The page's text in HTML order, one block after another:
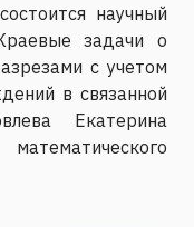
состоится научный
задачи о
с учетом
в связанной
Екатерина